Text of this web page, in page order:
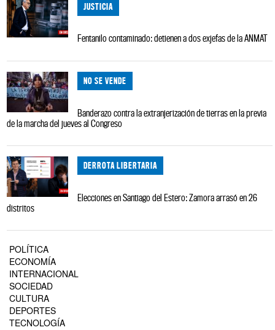
JUSTICIA
Fentanilo contaminado: detienen a dos exjefas de la ANMAT
NO SE VENDE
Banderazo contra la extranjerización de tierras en la previa
de la marcha del jueves al Congreso
DERROTA LIBERTARIA
Elecciones en Santiago del Estero: Zamora arrasó en 26
distritos
POLÍTICA
ECONOMÍA
INTERNACIONAL
SOCIEDAD
CULTURA
DEPORTES
TECNOLOGÍA